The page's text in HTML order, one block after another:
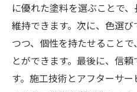
に優れた塗料を選ぶことで
維持できます。次に、色選
つつ、個性を持たせること
とができます。最後に、信
す。施工技術とアフターサ